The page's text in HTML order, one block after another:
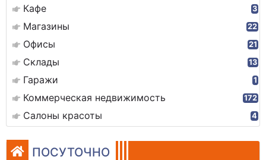
Кафе 3
Магазины 22
Офисы 21
Склады 13
Гаражи 1
Коммерческая недвижимость 172
Салоны красоты 4
ПОСУТОЧНО